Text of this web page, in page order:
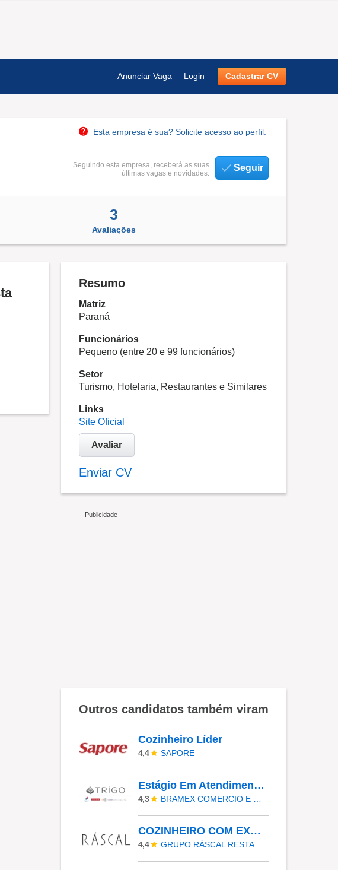
Anunciar Vaga Login Cadastrar CV
Esta empresa é sua? Solicite acesso ao perfil.
Seguindo esta empresa, receberá as suas
últimas vagas e novidades.
Seguir
3
Avaliações
Resumo
Matriz
Paraná
Funcionários
Pequeno (entre 20 e 99 funcionários)
Setor
Turismo, Hotelaria, Restaurantes e Similares
Links
Site Oficial
Avaliar
Enviar CV
Outros candidatos também viram
Cozinheiro Líder
4,4 SAPORE
Estágio Em Atendimento Ao Cliente
4,3
COZINHEIRO COM EXPERIENCIA - ZONA SUL - GRUPO RASCAL
4,4